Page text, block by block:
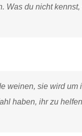
Was du nicht
weinen, sie wird
haben, ihr zu